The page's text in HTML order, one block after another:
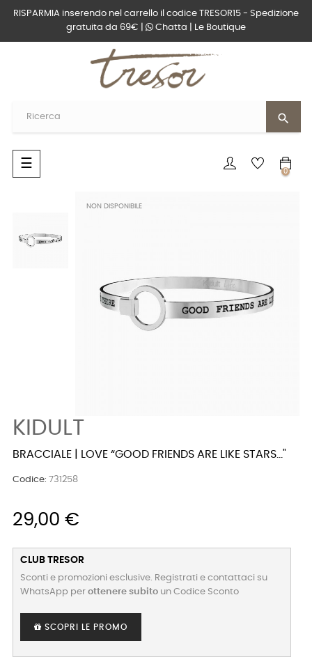
RISPARMIA inserendo nel carrello il codice TRESOR15 - Spedizione
gratuita da 69€ |
Chatta Le Boutique
search
navigazione
Toggle
☰
0
NON DISPONIBILE
KIDULT
BRACCIALE | LOVE “GOOD FRIENDS ARE LIKE STARS..."
Codice: 731258
29,00 €
CLUB TRESOR
Sconti e promozioni esclusive. Registrati e contattaci su
WhatsApp per ottenere subito un Codice Sconto
SCOPRI LE PROMO